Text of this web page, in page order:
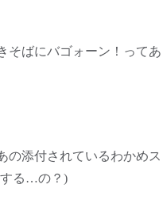
ばにバゴォーン！ってあ
添付されているわかめス
する…の？)